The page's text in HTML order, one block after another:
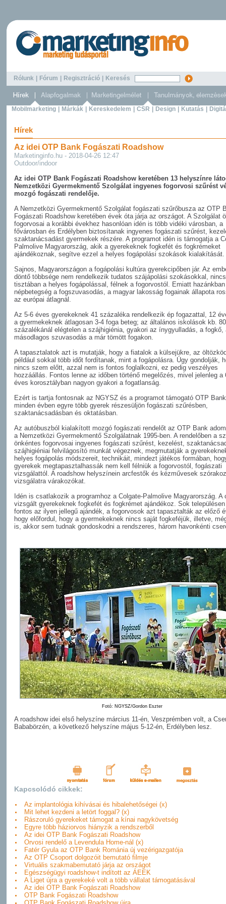
Rólunk Fórum Regisztráció Keresés
Mobilmarketing Márkák Kereskedelem CSR Design Kutatás
Hírek
Az idei OTP Bank Fogászati Roadshow
Marketinginfo.hu - 2018-04-26 12:47
Outdoor/indoor
Az idei OTP Bank Fogászati Roadshow keretében 13 helyszínre
Nemzetközi Gyermekmentő Szolgálat ingyenes fogorvosi szűrést
mozgó fogászati rendelője.
A Nemzetközi Gyermekmentő Szolgálat fogászati szűrőbusza az OTP
Fogászati Roadshow keretében évek óta járja az országot. A Szolgálat
fogorvosai a korábbi évekhez hasonlóan idén is több vidéki városban, a
fővárosban és Erdélyben biztosítanak ingyenes fogászati szűrést,
szaktanácsadást gyermekek részére. A programot idén is támogatja a
Palmolive Magyarország, akik a gyerekeknek fogkefét és fogkrémeket
ajándékoznak, segítve ezzel a helyes fogápolási szokások kialakítását.
Sajnos, Magyarországon a fogápolási kultúra gyerekcipőben jár. Az
döntő többsége nem rendelkezik tudatos szájápolási szokásokkal,
tisztában a helyes fogápolással, félnek a fogorvostól. Emiatt hazánkban
népbetegség a fogszuvasodás, a magyar lakosság fogainak állapota
az európai átlagnál.
Az 5-6 éves gyerekeknek 41 százaléka rendelkezik ép fogazattal, 12
a gyermekeknek átlagosan 3-4 foga beteg; az általános iskolások kb. 80
százalékánál elégtelen a szájhigiénia, gyakori az ínygyulladás, a fogkő,
másodlagos szuvasodás a már tömött fogakon.
A tapasztalatok azt is mutatják, hogy a fiatalok a külsejükre, az
például sokkal több időt fordítanak, mint a fogápolásra. Úgy gondolják,
nincs szem előtt, azzal nem is fontos foglalkozni, ez pedig veszélyes
hozzáállás. Fontos lenne az időben történő megelőzés, mivel jelenleg a
éves korosztályban nagyon gyakori a fogatlanság.
Ezért is tartja fontosnak az NGYSZ és a programot támogató OTP
minden évben egyre több gyerek részesüljön fogászati szűrésben,
szaktanácsadásban és oktatásban.
Az autóbuszból kialakított mozgó fogászati rendelőt az OTP Bank
a Nemzetközi Gyermekmentő Szolgálatnak 1995-ben. A rendelőben a
önkéntes fogorvosai ingyenes fogászati szűrést, kezelést,
szájhigiéniai felvilágosító munkát végeznek, megmutatják a
helyes fogápolás módszereit, technikáit, mindezt játékos formában,
gyerekek megtapasztalhassák nem kell félniük a fogorvostól, fogászati
vizsgálattól. A roadshow helyszínein arcfestők és kézművesek
vizsgálatra várakozókat.
Idén is csatlakozik a programhoz a Colgate-Palmolive Magyarország. A
vizsgált gyerekeknek fogkefét és fogkrémet ajándékoz. Sok
fontos az ilyen jellegű ajándék, a fogorvosok azt tapasztalták az előző
hogy előfordul, hogy a gyermekeknek nincs saját fogkeféjük, illetve,
is, akkor sem tudnak gondoskodni a rendszeres, három havonkénti
Fotó: NGYSZ/Gordon Eszter
A roadshow idei első helyszíne március 11-én, Veszprémben volt, a
Bababörzén, a következő helyszíne május 5-12-én, Erdélyben lesz.
Kapcsolódó cikkek:
Az implantológia kihívásai és hibalehetőségei (x)
Mit lehet kezdeni a letört foggal? (x)
Rászoruló gyerekeket támogat a kínai nagykövetség
Egyre több háziorvos hiányzik a rendszerből
Az idei OTP Bank Fogászati Roadshow
Orvosi rendelő a Levendula Home-nál (x)
Fatér Gyula az OTP Bank Románia új vezérigazgatója
Az OTP Csoport dolgozóit bemutató filmje
Virtuális szakmabemutató járja az országot
Egészségügyi roadshow-t indított az ÁEEK
A Liget újra a gyerekeké volt a több vállalat támogatásával
Az idei OTP Bank Fogászati Roadshow
OTP Bank Fogászati Roadshow